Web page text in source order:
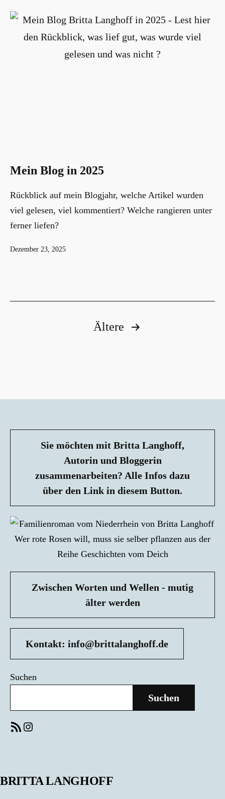
Mein Blog in 2025
Rückblick auf mein Blogjahr, welche Artikel wurden
viel gelesen, viel kommentiert? Welche rangieren unter
ferner liefen?
Veröffentlicht
Dezember 23, 2025
Seitennummerierung
Ältere
Sie möchten mit Britta Langhoff,
Autorin und Bloggerin
zusammenarbeiten? Alle Infos dazu
über den Link in diesem Button.
Zwischen Worten und Wellen - mutig
älter werden
Kontakt: info@brittalanghoff.de
Suchen
Suchen
RSS-FeedInstagram
BRITTA LANGHOFF